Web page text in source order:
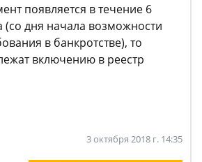
появляется в течение 6
(со дня начала возможности
в банкротстве), то
включению в реестр
3 октября 2018 г. 14:35